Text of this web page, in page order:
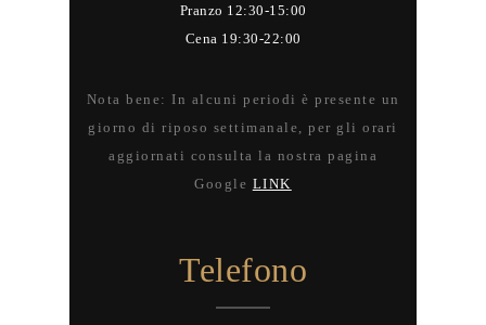
Pranzo 12:30-15:00
Cena 19:30-22:00
Nota bene: In alcuni periodi è presente un
giorno di riposo settimanale, per gli orari
aggiornati consulta la nostra pagina
Google LINK
Telefono